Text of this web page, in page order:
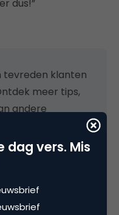
dus!”
tevreden klanten
meer tips,
andere
Ga naar ‘meer
dag vers. Mis